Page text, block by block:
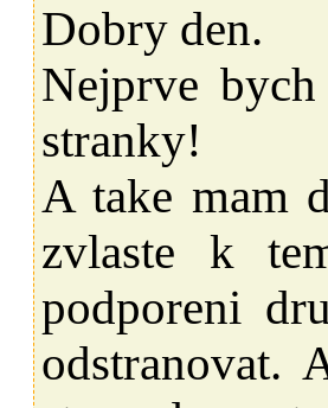
Dobry den.
Nejprve
stranky!
A take mam
zvlaste k
podporeni
odstranovat.